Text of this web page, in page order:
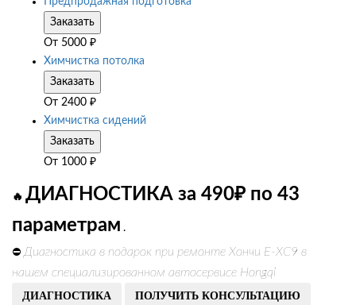
Заказать
От 5000 ₽
Химчистка потолка
Заказать
От 2400 ₽
Химчистка сидений
Заказать
От 1000 ₽
🔥 ДИАГНОСТИКА за 490₽ по 43
параметрам .
⛔ Диагностика в подарок при ремонте Хончи Е-ХС9 в
нашем специализированном автосервисе Hongqi
ДИАГНОСТИКА ПОЛУЧИТЬ КОНСУЛЬТАЦИЮ